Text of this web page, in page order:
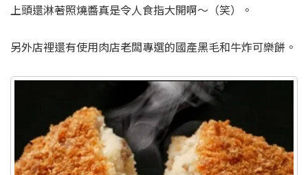
上頭還淋著照燒醬真是令人食指大開啊～（笑）。
另外店裡還有使用肉店老闆專選的國產黑毛和牛炸可樂餅。